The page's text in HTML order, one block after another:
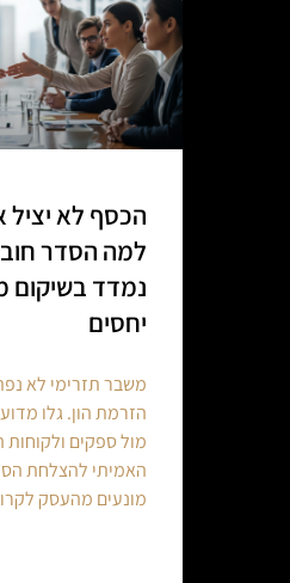
הכסף לא
למה הסדר
נמדד בשיקום
יחסים
משבר תזרימי לא
הזרמת הון. גלו
מול ספקים
האמיתי להצלחת
מונעים מהעסק